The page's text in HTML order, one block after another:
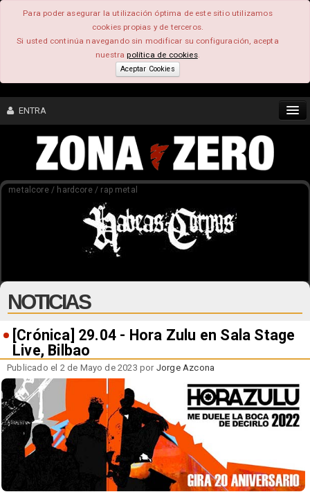
Para poder asegurar la utilización óptima de este sitio utilizamos
cookies propias y de terceros.
Si usted continúa navegando sin modificar su configuración, acepta
nuestrapolítica de cookies.
Aceptar Cookies
ENTRA
CONTENIDO
metalcore / hardcore / rap metal
NOTICIAS
[Crónica] 29.04 - Hora Zulu en Sala Stage
Live, Bilbao
Publicado el 2 de Mayo de 2023 por Jorge Azcona